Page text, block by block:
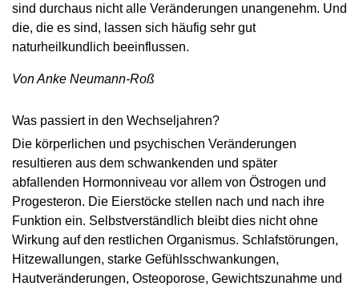
sind durchaus nicht alle Veränderungen unangenehm. Und
die, die es sind, lassen sich häufig sehr gut
naturheilkundlich beeinflussen.
Von Anke Neumann-Roß
Was passiert in den Wechseljahren?
Die körperlichen und psychischen Veränderungen
resultieren aus dem schwankenden und später
abfallenden Hormonniveau vor allem von Östrogen und
Progesteron. Die Eierstöcke stellen nach und nach ihre
Funktion ein. Selbstverständlich bleibt dies nicht ohne
Wirkung auf den restlichen Organismus. Schlafstörungen,
Hitzewallungen, starke Gefühlsschwankungen,
Hautveränderungen, Osteoporose, Gewichtszunahme und